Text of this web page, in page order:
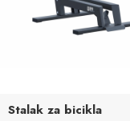
Stalak za bicikla